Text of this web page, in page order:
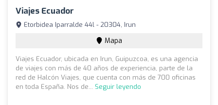
Viajes Ecuador
Etorbidea Iparralde 44l - 20304, Irun
Mapa
Viajes Ecuador, ubicada en Irun, Guipuzcoa, es una agencia
de viajes con más de 40 años de experiencia, parte de la
red de Halcón Viajes, que cuenta con más de 700 oficinas
en toda España. Nos de... Seguir leyendo